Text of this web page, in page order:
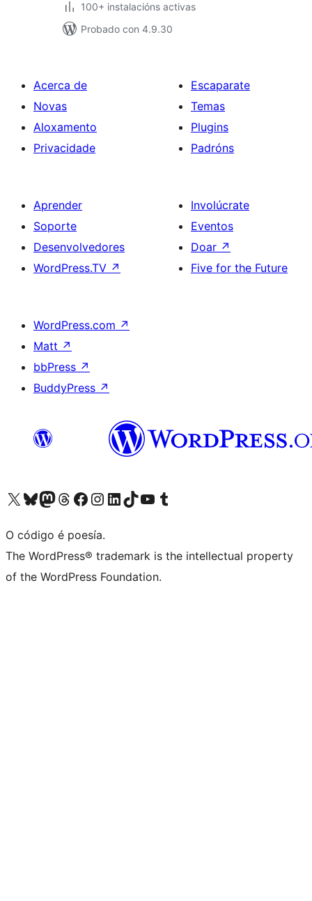
100+ instalacións activas
Probado con 4.9.30
Acerca de
Novas
Aloxamento
Privacidade
Escaparate
Temas
Plugins
Padróns
Aprender
Soporte
Desenvolvedores
WordPress.TV ↗
Involúcrate
Eventos
Doar ↗
Five for the Future
WordPress.com ↗
Matt ↗
bbPress ↗
BuddyPress ↗
Visita la cuenta de X (anteriormente Twitter)
Visita a nosa conta de Bluesky
Visita a nosa conta de Mastodon
Visita a nosa conta de Threads
Visita a nosa páxina de Facebook
Visita a nosa conta de Instagram
Visita a nosa conta de LinkedIn
Visita a nosa conta de TikTok
Visita a nosa canle de YouTube
Visita a nosa conta de Tumblr
O código é poesía.
The WordPress® trademark is the intellectual property
of the WordPress Foundation.